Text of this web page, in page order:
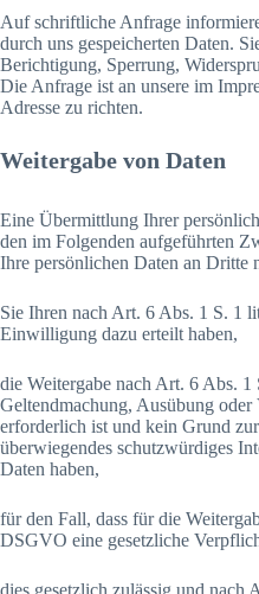
Auf schriftliche Anfrage
durch uns gespeicherten Daten.
Berichtigung, Sperrung,
Die Anfrage ist an unsere im
Adresse zu richten.
Weitergabe von Daten
Eine Übermittlung Ihrer
den im Folgenden aufgeführten
Ihre persönlichen Daten an Dritte
Sie Ihren nach Art. 6 Abs. 1 S. 1
Einwilligung dazu erteilt haben,
die Weitergabe nach Art. 6 Abs.
Geltendmachung, Ausübung
erforderlich ist und kein Grund
überwiegendes schutzwürdiges
Daten haben,
für den Fall, dass für die
DSGVO eine gesetzliche
dies gesetzlich zulässig und